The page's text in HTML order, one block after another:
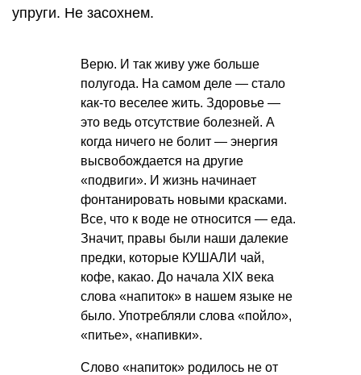
упруги. Не засохнем.
Верю. И так живу уже больше
полугода. На самом деле — стало
как-то веселее жить. Здоровье —
это ведь отсутствие болезней. А
когда ничего не болит — энергия
высвобождается на другие
«подвиги». И жизнь начинает
фонтанировать новыми красками.
Все, что к воде не относится — еда.
Значит, правы были наши далекие
предки, которые КУШАЛИ чай,
кофе, какао. До начала ХIХ века
слова «напиток» в нашем языке не
было. Употребляли слова «пойло»,
«питье», «напивки».
Слово «напиток» родилось не от